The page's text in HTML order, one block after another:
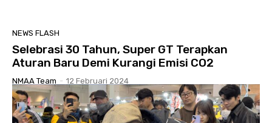
NEWS FLASH
Selebrasi 30 Tahun, Super GT Terapkan
Aturan Baru Demi Kurangi Emisi CO2
NMAA Team - 12 Februari 2024